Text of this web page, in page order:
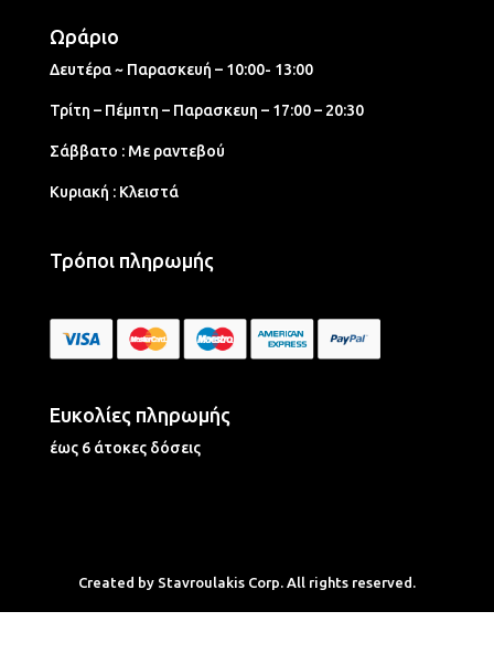
Ωράριο
Δευτέρα ~ Παρασκευή – 10:00- 13:00
Τρίτη – Πέμπτη – Παρασκευη – 17:00 – 20:30
Σάββατο : Με ραντεβού
Κυριακή : Κλειστά
Τρόποι πληρωμής
Ευκολίες πληρωμής
έως 6 άτοκες δόσεις
Created by Stavroulakis Corp. All rights reserved.